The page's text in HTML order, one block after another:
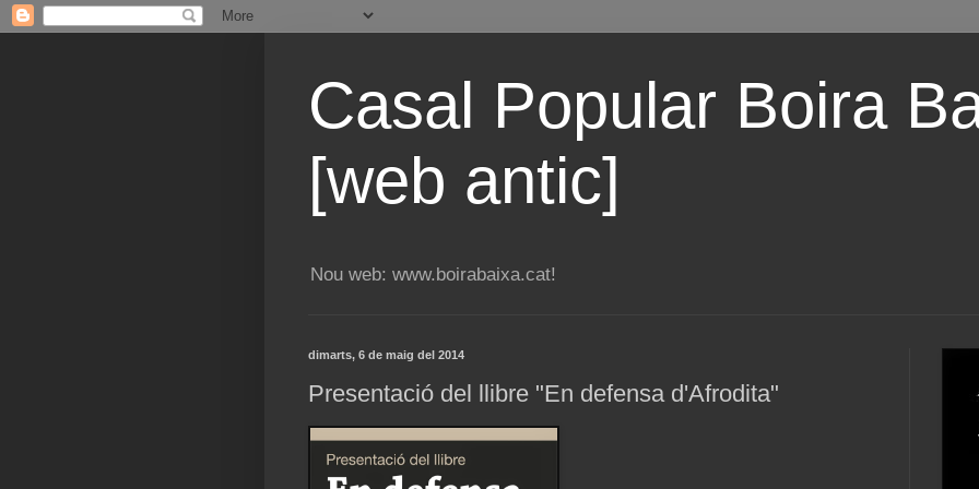
Casal Popular Boira
[web antic]
Nou web: www.boirabaixa.cat!
dimarts, 6 de maig del 2014
Presentació del llibre "En defensa d'Afrodita"